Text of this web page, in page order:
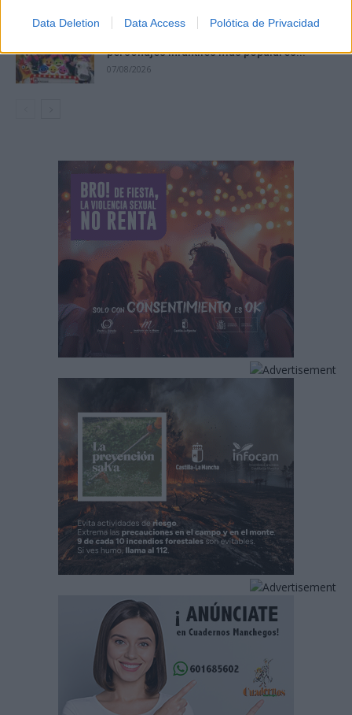
Data Deletion Data Access Polótica de Privacidad
personajes infantiles más populares...
07/08/2026